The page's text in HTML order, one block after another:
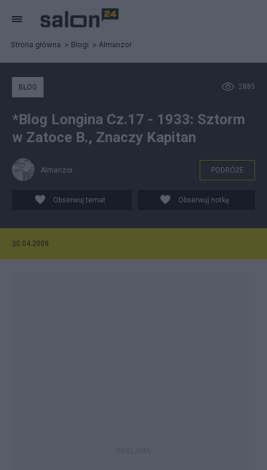
Strona główna Blogi Almanzor
2885
BLOG
*Blog Longina Cz.17 - 1933: Sztorm
w Zatoce B., Znaczy Kapitan
Almanzor PODRÓŻE
Obserwuj temat Obserwuj notkę
30.04.2009